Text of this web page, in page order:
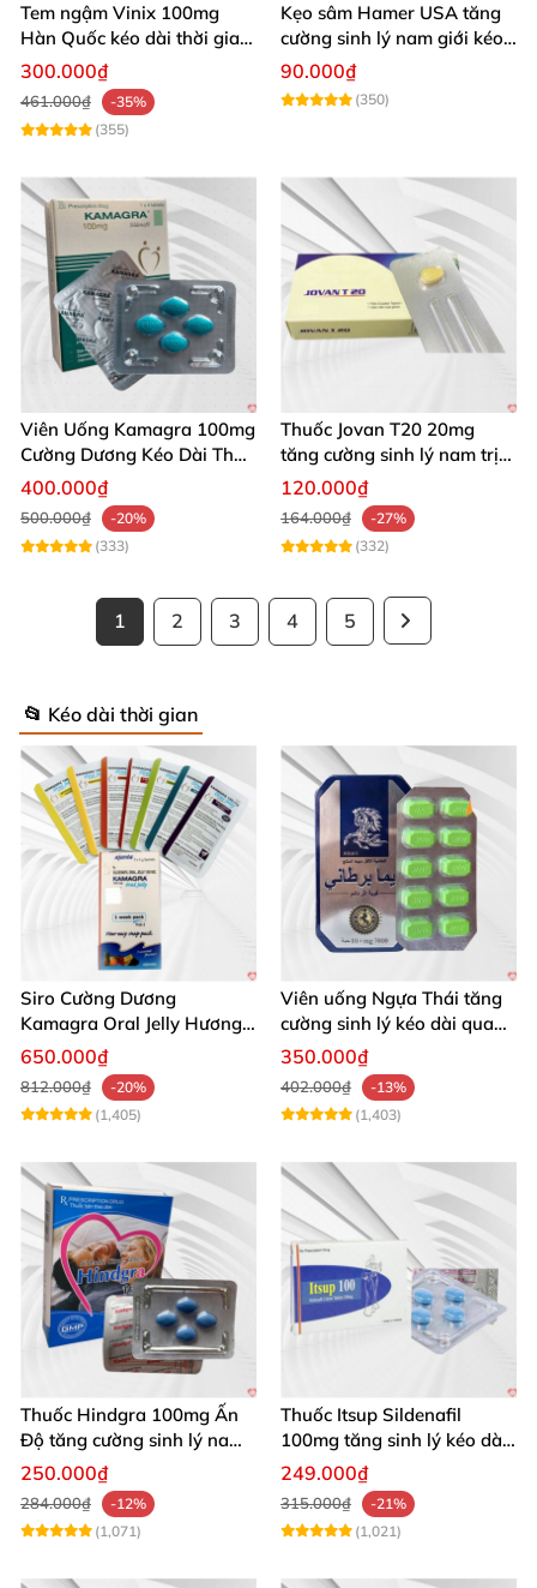
Tem ngậm Vinix 100mg
Hàn Quốc kéo dài thời gian
quan hệ nam giới
300.000₫
461.000₫
-35%
(355)
Kẹo sâm Hamer USA tăng
cường sinh lý nam giới kéo
dài
90.000₫
(350)
Viên Uống Kamagra 100mg
Cường Dương Kéo Dài Thời
Gian
400.000₫
500.000₫
-20%
(333)
Thuốc Jovan T20 20mg
tăng cường sinh lý nam trị
xuất tinh sớm hiệu quả
120.000₫
164.000₫
-27%
(332)
1 2 3 4 5
📂 Kéo dài thời gian
Siro Cường Dương
Kamagra Oral Jelly Hương
Trái Cây Một Hộp 7 Gói
650.000₫
812.000₫
-20%
(1,405)
Viên uống Ngựa Thái tăng
cường sinh lý kéo dài quan
hệ
350.000₫
402.000₫
-13%
(1,403)
Thuốc Hindgra 100mg Ấn
Độ tăng cường sinh lý nam
hindgra-100 chống xts
cương dương
250.000₫
284.000₫
-12%
(1,071)
Thuốc Itsup Sildenafil
100mg tăng sinh lý kéo dài
quan hệ nam giới
249.000₫
315.000₫
-21%
(1,021)